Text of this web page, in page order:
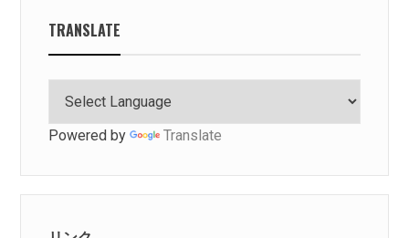
TRANSLATE
Powered by Translate